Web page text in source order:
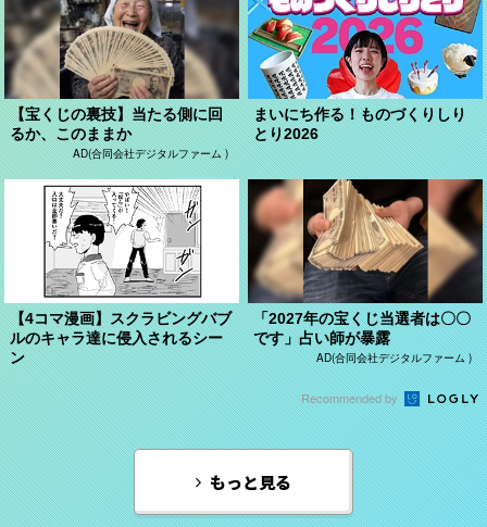
【宝くじの裏技】当たる側に回
るか、このままか
AD(合同会社デジタルファーム )
まいにち作る！ものづくりしり
とり2026
【4コマ漫画】スクラビングバブ
ルのキャラ達に侵入されるシー
ン
「2027年の宝くじ当選者は〇〇
です」占い師が暴露
AD(合同会社デジタルファーム )
Recommended by
もっと見る